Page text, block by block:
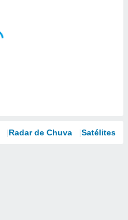
Radar de Chuva Satélites